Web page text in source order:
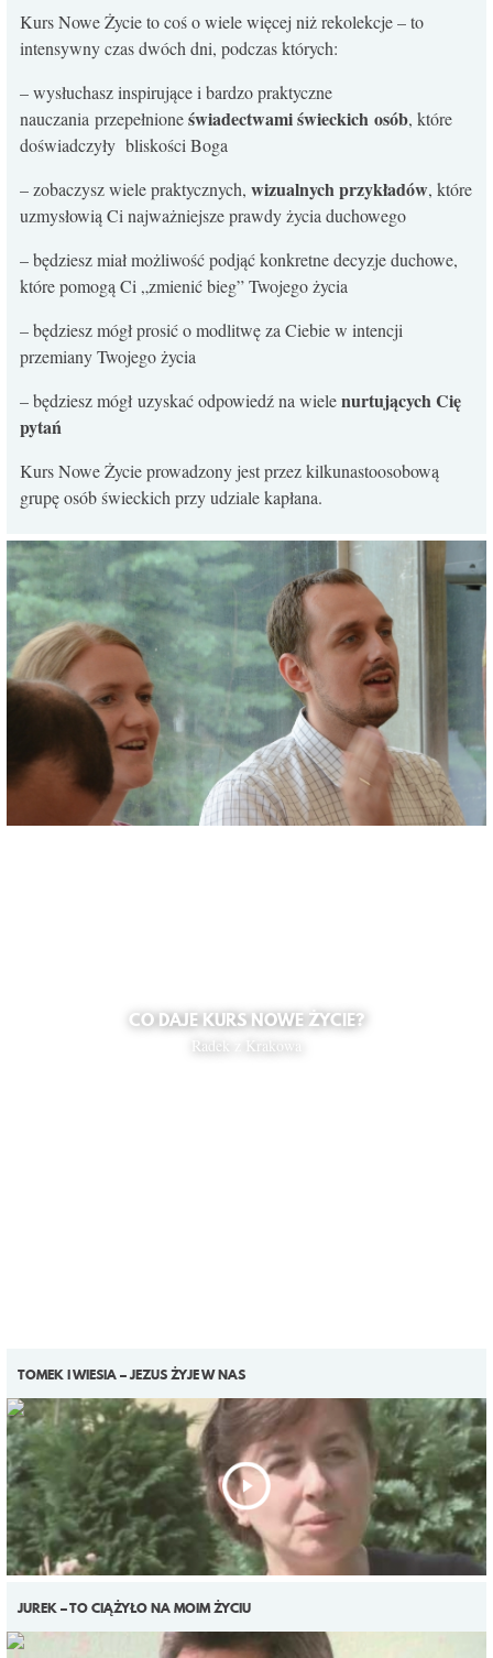
Kurs Nowe Życie to coś o wiele więcej niż rekolekcje – to
intensywny czas dwóch dni, podczas których:
– wysłuchasz inspirujące i bardzo praktyczne
nauczania przepełnioneświadectwami świeckich osób, które
doświadczyły bliskości Boga
– zobaczysz wiele praktycznych, wizualnych przykładów, które
uzmysłowią Ci najważniejsze prawdy życia duchowego
– będziesz miał możliwość podjąć konkretne decyzje duchowe,
które pomogą Ci „zmienić bieg” Twojego życia
– będziesz mógł prosić o modlitwę za Ciebie w intencji
przemiany Twojego życia
– będziesz mógł uzyskać odpowiedź na wielenurtujących Cię
pytań
Kurs Nowe Życie prowadzony jest przez kilkunastoosobową
grupę osób świeckich przy udziale kapłana.
CO DAJE KURS NOWE ŻYCIE?
Radek z Krakowa
TOMEK I WIESIA – JEZUS ŻYJE W NAS
JUREK – TO CIĄŻYŁO NA MOIM ŻYCIU